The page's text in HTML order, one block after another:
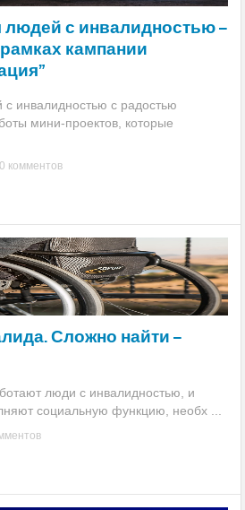
с инвалидностью –
кампании
инвалидностью с радостью
мини-проектов, которые
0 комментов
Сложно найти –
люди с инвалидностью, и
социальную функцию, необх ...